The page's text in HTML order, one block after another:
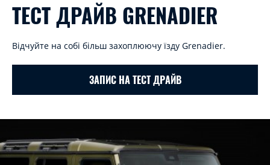
ТЕСТ ДРАЙВ GRENADIER
Відчуйте на собі більш захоплюючу їзду Grenadier.
ЗАПИС НА ТЕСТ ДРАЙВ